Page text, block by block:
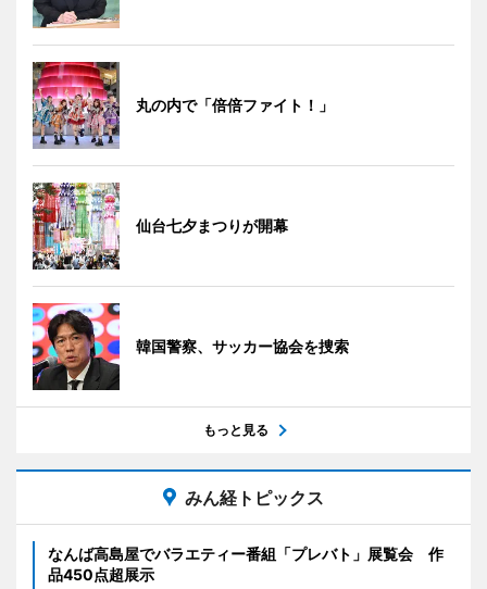
丸の内で「倍倍ファイト！」
仙台七夕まつりが開幕
韓国警察、サッカー協会を捜索
もっと見る
みん経トピックス
なんば高島屋でバラエティー番組「プレバト」展覧会 作
品450点超展示